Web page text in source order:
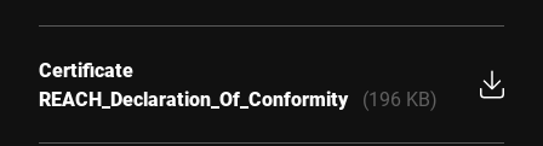
Certificate
REACH_Declaration_Of_Conformity
(196 KB)